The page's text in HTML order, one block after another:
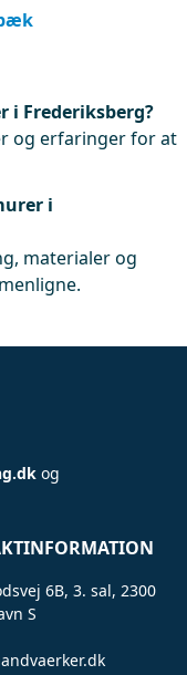
i Frederiksberg?
og erfaringer for at
i
materialer og
og
6B, 3. sal, 2300
S